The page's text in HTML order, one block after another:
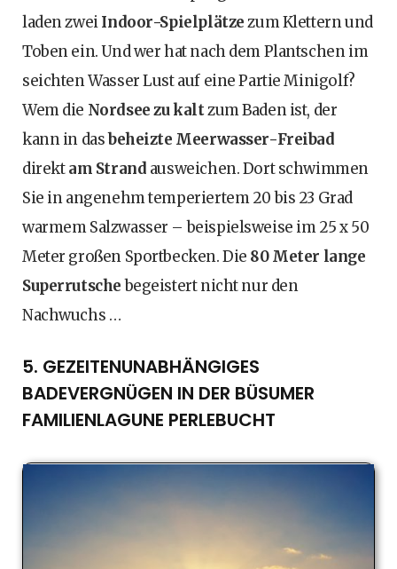
laden zweiIndoor-Spielplätzezum Klettern und
Toben ein. Und wer hat nach dem Plantschen im
seichten Wasser Lust auf eine Partie Minigolf?
Wem die Nordsee zu kaltzum Baden ist, der
kann in dasbeheizte Meerwasser-Freibad
direktam Strand ausweichen. Dort schwimmen
Sie in angenehm temperiertem 20 bis 23 Grad
warmem Salzwasser – beispielsweise im 25 x 50
Meter großen Sportbecken. Die 80 Meter lange
Superrutschebegeistert nicht nur den
Nachwuchs …
5. GEZEITENUNABHÄNGIGES
BADEVERGNÜGEN IN DER BÜSUMER
FAMILIENLAGUNE PERLEBUCHT